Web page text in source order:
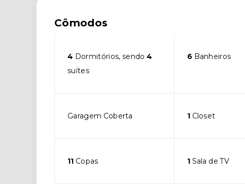
Cômodos
4 Dormitórios, sendo4
suítes
6 Banheiros
Garagem Coberta 1Closet
11 Copas 1Sala de TV